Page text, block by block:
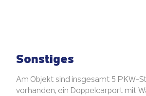
Sonstiges
Am Objekt sind insgesamt 5 PKW-
vorhanden, ein Doppelcarport mit